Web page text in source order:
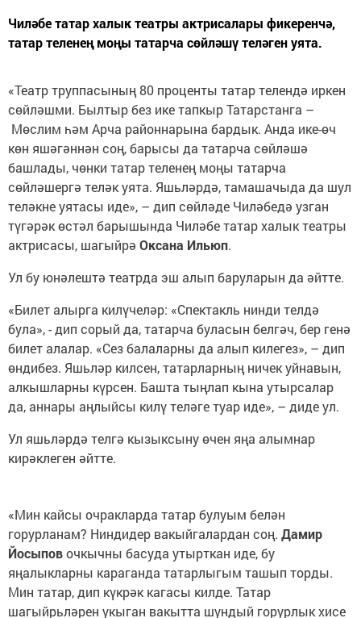
Чиләбе татар халык театры актрисалары фикеренчә,
татар теленең моңы татарча сөйләшү теләген уята.
«Театр труппасының 80 проценты татар телендә иркен
сөйләшми. Былтыр без ике тапкыр Татарстанга –
Мөслим һәм Арча районнарына бардык. Анда ике-өч
көн яшәгәннән соң, барысы да татарча сөйләшә
башлады, чөнки татар теленең моңы татарча
сөйләшергә теләк уята. Яшьләрдә, тамашачыда да шул
теләкне уятасы иде», – дип сөйләде Чиләбедә узган
түгәрәк өстәл барышында Чиләбе татар халык театры
актрисасы, шагыйрә Оксана Ильюп.
Ул бу юнәлештә театрда эш алып баруларын да әйтте.
«Билет алырга килүчеләр: «Спектакль нинди телдә
була», - дип сорый да, татарча буласын белгәч, бер генә
билет алалар. «Сез балаларны да алып килегез», – дип
өндибез. Яшьләр килсен, татарларның ничек уйнавын,
алкышларны күрсен. Башта тыңлап кына утырсалар
да, аннары аңлыйсы килү теләге туар иде», – диде ул.
Ул яшьләрдә телгә кызыксыну өчен яңа алымнар
кирәклеген әйтте.
«Мин кайсы очракларда татар булуым белән
горурланам? Ниндидер вакыйгалардан соң. Дамир
Йосыповочкычны басуда утырткан иде, бу
яңалыкларны караганда татарлыгым ташып торды.
Мин татар, дип күкрәк кагасы килде. Татар
шагыйрьләрен укыган вакытта шундый горурлык хисе